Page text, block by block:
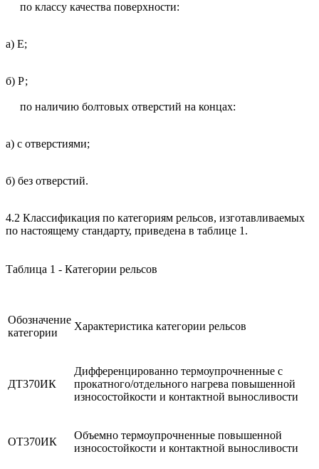
по классу качества поверхности:
а) Е;
б) Р;
по наличию болтовых отверстий на концах:
а) с отверстиями;
б) без отверстий.
4.2 Классификация по категориям рельсов, изготавливаемых
по настоящему стандарту, приведена в таблице 1.
Таблица 1 - Категории рельсов
Обозначение
категории
Характеристика категории рельсов
ДТ370ИК
Дифференцированно термоупрочненные с
прокатного/отдельного нагрева повышенной
износостойкости и контактной выносливости
ОТ370ИК
Объемно термоупрочненные повышенной
износостойкости и контактной выносливости